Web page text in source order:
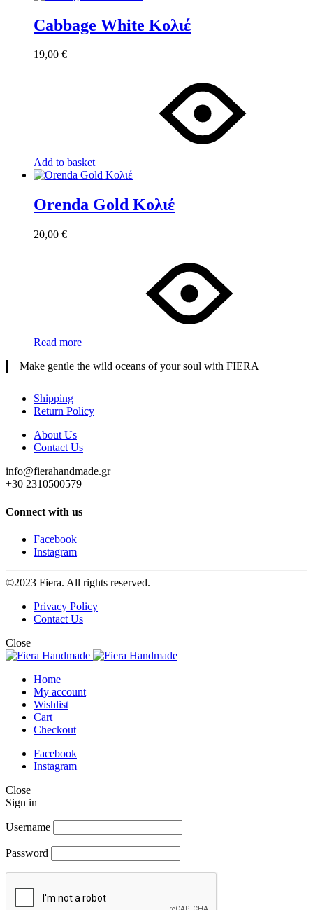
Cabbage White Κολιέ
19,00 €
Add to basket
Orenda Gold Κολιέ
20,00 €
Read more
Make gentle the wild oceans of your soul with FIERA
Shipping
Return Policy
About Us
Contact Us
info@fierahandmade.gr
+30 2310500579
Connect with us
Facebook
Instagram
©2023 Fiera. All rights reserved.
Privacy Policy
Contact Us
Close
Home
My account
Wishlist
Cart
Checkout
Facebook
Instagram
Close
Sign in
Username
Password